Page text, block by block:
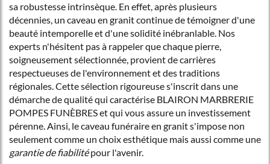
sa robustesse intrinsèque. En effet, après plusieurs
décennies, un caveau en granit continue de témoigner d'une
beauté intemporelle et d'une solidité inébranlable. Nos
experts n'hésitent pas à rappeler que chaque pierre,
soigneusement sélectionnée, provient de carrières
respectueuses de l'environnement et des traditions
régionales. Cette sélection rigoureuse s'inscrit dans une
démarche de qualité qui caractérise BLAIRON MARBRERIE
POMPES FUNÈBRES et qui vous assure un investissement
pérenne. Ainsi, le caveau funéraire en granit s'impose non
seulement comme un choix esthétique mais aussi comme une
garantie de fiabilitépour l'avenir.